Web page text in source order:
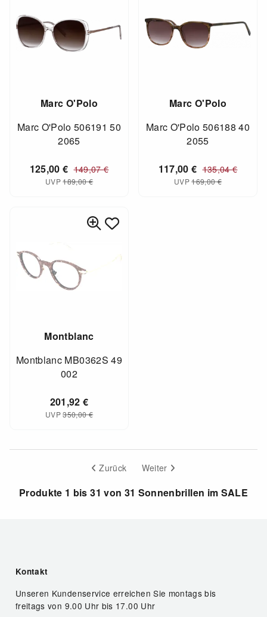
Marc O'Polo
Marc O'Polo 506191 50
2065
125,00€ 149,07€
UVP189,00€
Marc O'Polo
Marc O'Polo 506188 40
2055
117,00€ 135,04€
UVP169,00€
Montblanc
Montblanc MB0362S 49
002
201,92€
UVP350,00€
Zurück Weiter
Produkte 1 bis 31 von 31 Sonnenbrillen im SALE
Kontakt
Unseren Kundenservice erreichen Sie montags bis
freitags von 9.00 Uhr bis 17.00 Uhr